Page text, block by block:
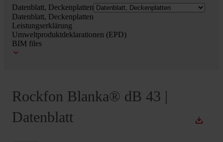
Datenblatt, Deckenplatten
Datenblatt, Deckenplatten
Leistungserklärung
Umweltproduktdeklarationen (EPD)
BIM files
Rockfon Blanka® dB 43 |
Datenblatt